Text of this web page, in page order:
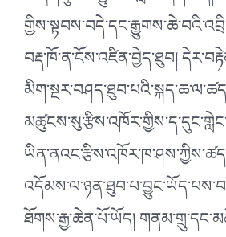
བརྡ་ཁོ་ན་ངོས་འཛིན་བྱེད་ཐུབ།
ཐོགས་རྒྱ་ཆེན་པོ་ཡོད།